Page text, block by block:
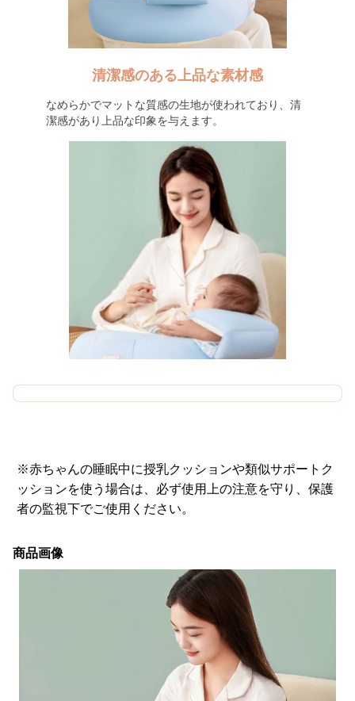
清潔感のある上品な素材感
なめらかでマットな質感の生地が使われており、清
潔感があり上品な印象を与えます。
※赤ちゃんの睡眠中に授乳クッションや類似サポートク
ッションを使う場合は、必ず使用上の注意を守り、保護
者の監視下でご使用ください。
商品画像